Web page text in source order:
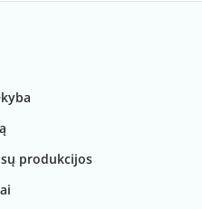
produkcijos